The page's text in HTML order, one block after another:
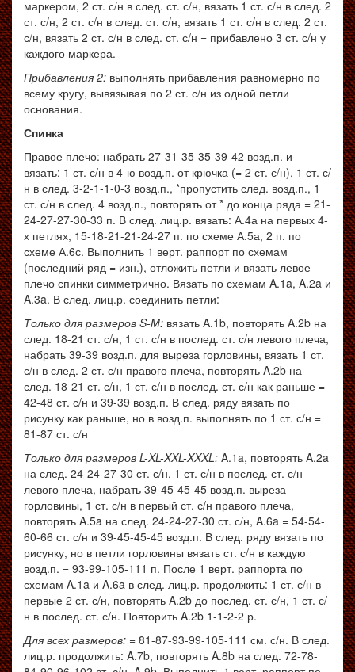
маркером, 2 ст. с/н в след. ст. с/н, вязать 1 ст. с/н в след. 2
ст. с/н, 2 ст. с/н в след. ст. с/н, вязать 1 ст. с/н в след. 2 ст.
с/н, вязать 2 ст. с/н в след. ст. с/н = прибавлено 3 ст. с/н у
каждого маркера.
Прибавления 2: выполнять прибавления равномерно по
всему кругу, вывязывая по 2 ст. с/н из одной петли
основания.
Спинка
Правое плечо: набрать 27-31-35-35-39-42 возд.п. и
вязать: 1 ст. с/н в 4-ю возд.п. от крючка (= 2 ст. с/н), 1 ст. с/
н в след. 3-2-1-1-0-3 возд.п., *пропустить след. возд.п., 1
ст. с/н в след. 4 возд.п., повторять от * до конца ряда = 21-
24-27-27-30-33 п. В след. лиц.р. вязать: А.4а на первых 4-
х петлях, 15-18-21-21-24-27 п. по схеме А.5а, 2 п. по
схеме А.6с. Выполнить 1 верт. раппорт по схемам
(последний ряд = изн.), отложить петли и вязать левое
плечо спинки симметрично. Вязать по схемам A.1a, A.2a и
A.3a. В след. лиц.р. соединить петли:
Только для размеров S-M: вязать A.1b, повторять A.2b на
след. 18-21 ст. с/н, 1 ст. с/н в послед. ст. с/н левого плеча,
набрать 39-39 возд.п. для выреза горловины, вязать 1 ст.
с/н в след. 2 ст. с/н правого плеча, повторять A.2b на
след. 18-21 ст. с/н, 1 ст. с/н в послед. ст. с/н как раньше =
42-48 ст. с/н и 39-39 возд.п. В след. ряду вязать по
рисунку как раньше, но в возд.п. выполнять по 1 ст. с/н =
81-87 ст. с/н
Только для размеров L-XL-XXL-XXXL: A.1a, повторять A.2a
на след. 24-24-27-30 ст. с/н, 1 ст. с/н в послед. ст. с/н
левого плеча, набрать 39-45-45-45 возд.п. выреза
горловины, 1 ст. с/н в первый ст. с/н правого плеча,
повторять A.5a на след. 24-24-27-30 ст. с/н, A.6a = 54-54-
60-66 ст. с/н и 39-45-45-45 возд.п. В след. ряду вязать по
рисунку, но в петли горловины вязать ст. с/н в каждую
возд.п. = 93-99-105-111 п. После 1 верт. раппорта по
схемам A.1a и A.6a в след. лиц.р. продолжить: 1 ст. с/н в
первые 2 ст. с/н, повторять A.2b до послед. ст. с/н, 1 ст. с/
н в послед. ст. с/н. Повторить A.2b 1-1-2-2 р.
Для всех размеров: = 81-87-93-99-105-111 см. с/н. В след.
лиц.р. продолжить: A.7b, повторять A.8b на след. 72-78-